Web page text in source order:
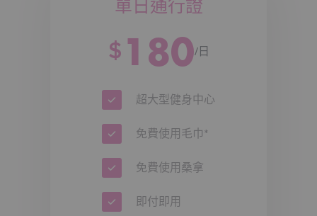
August Limited Offer! JOIN THE ONE
Membership · Bring-a-Friend Offer!】
together with a friend and receive 10 free
experience passes!
Offer Details
Membership Annual Fee:
August Limited Offer:Join THE ONE with a
friend (2 persons joining together) and get 10
單日通行證
$ 180/日
超大型健身中心
免費使用毛巾*
免費使用桑拿
即付即用